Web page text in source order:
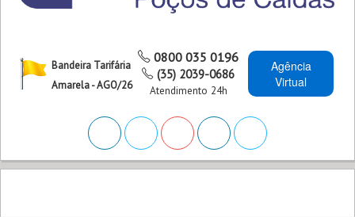
Bandeira Tarifária
Amarela - AGO/26
0800 035 0196
(35) 2039-0686
Atendimento 24h
Agência
Virtual